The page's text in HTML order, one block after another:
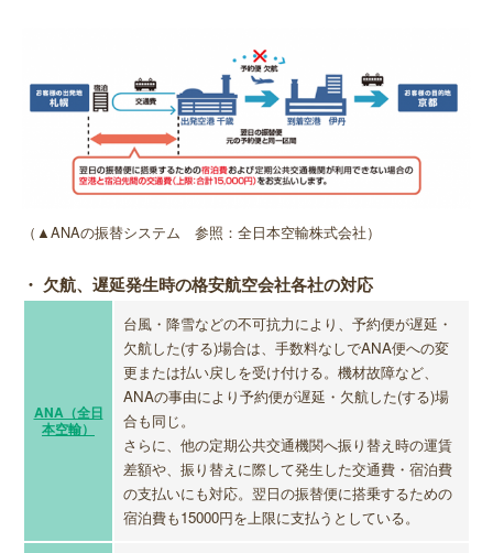
（▲ANAの振替システム 参照：全日本空輸株式会社）
・ 欠航、遅延発生時の格安航空会社各社の対応
ANA（全日
本空輸）
台風・降雪などの不可抗力により、予約便が遅延・
欠航した(する)場合は、手数料なしでANA便への変
更または払い戻しを受け付ける。機材故障など、
ANAの事由により予約便が遅延・欠航した(する)場
合も同じ。
さらに、他の定期公共交通機関へ振り替え時の運賃
差額や、振り替えに際して発生した交通費・宿泊費
の支払いにも対応。翌日の振替便に搭乗するための
宿泊費も15000円を上限に支払うとしている。